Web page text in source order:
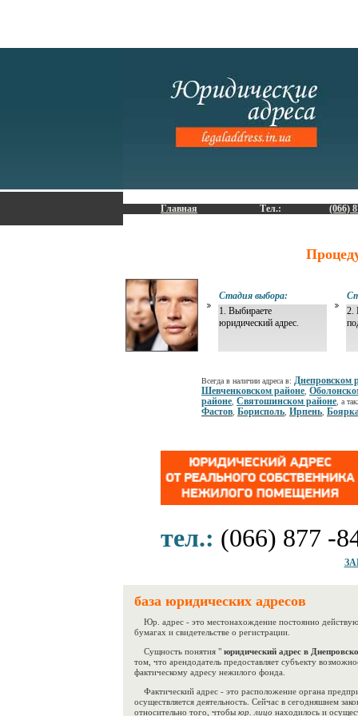
Главная Тел.: (066)
Стадия выбора:
1. Выбираете
юридический адрес.
2.
Всегда в наличии адреса в: Днепровском
Шевченковском районе
районе Святошинском районе , а
Фастов Борисполь Ирпень
тел.: (066) 877 -
база юридических адресов
Юр. адрес - это местонахождение постоянно
бумагах и свидетельстве о регистрации.
Сущность понятия " юридический адрес в
том, что арендодатель предоставляет субъекту
фактическому адресу нежилого фонда.
Фактический адрес - это расположение органа
осуществляется деятельность. Сейчас в сегодняшнем
относительно того, чтобы юр. лицо находилось и